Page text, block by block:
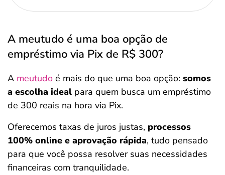
A meutudo é uma boa opção de
empréstimo via Pix de R$ 300?
A meutudo é mais do que uma boa opção: somos
a escolha ideal para quem busca um empréstimo
de 300 reais na hora via Pix.
Oferecemos taxas de juros justas, processos
100% online e aprovação rápida, tudo pensado
para que você possa resolver suas necessidades
financeiras com tranquilidade.